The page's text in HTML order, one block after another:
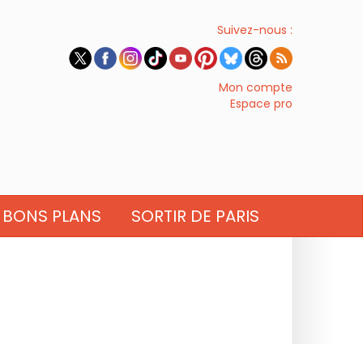
Suivez-nous :
Mon compte
Espace pro
BONS PLANS SORTIR DE PARIS